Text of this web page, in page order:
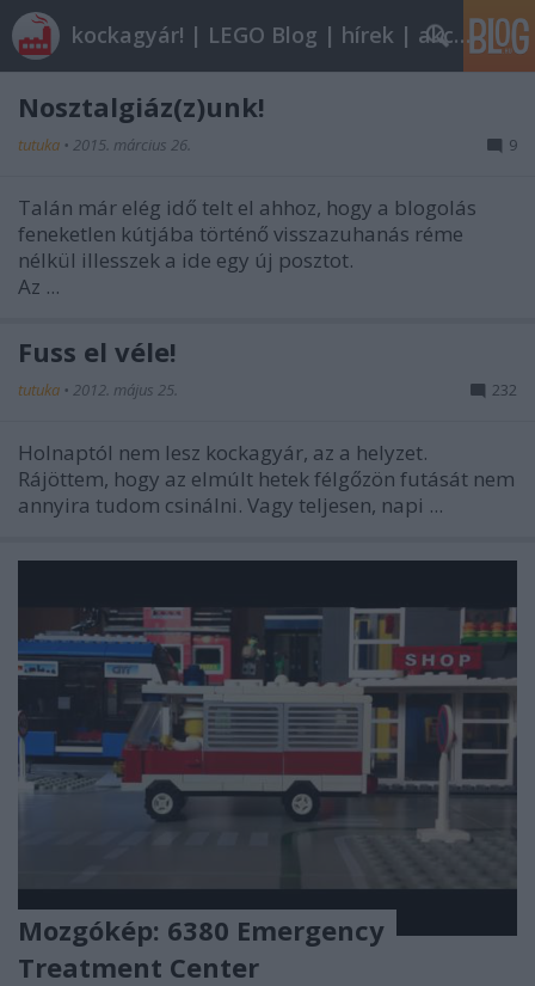
kockagyár! | LEGO Blog | hírek | akciók |
Nosztalgiáz(z)unk!
tutuka • 2015. március 26. 9
Talán már elég idő telt el ahhoz, hogy a blogolás
feneketlen kútjába történő visszazuhanás réme
nélkül illesszek a ide egy új posztot.
Az ...
Fuss el véle!
tutuka • 2012. május 25. 232
Holnaptól nem lesz kockagyár, az a helyzet.
Rájöttem, hogy az elmúlt hetek félgőzön futását nem
annyira tudom csinálni. Vagy teljesen, napi ...
Mozgókép: 6380 Emergency
Treatment Center